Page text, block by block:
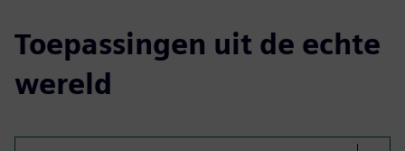
Toepassingen uit de echte
wereld